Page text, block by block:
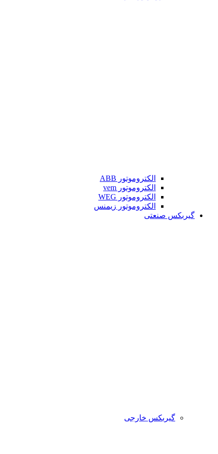
الکتروموتور ABB
الکتروموتور vem
الکتروموتور WEG
الکتروموتور زیمنس
گیربکس صنعتی
گیربکس خارجی